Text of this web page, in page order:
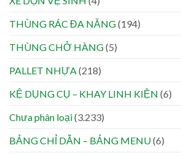
THÙNG RÁC ĐA NĂNG(194)
THÙNG CHỞ HÀNG(5)
PALLET NHỰA(218)
KỆ DỤNG CỤ – KHAY LINH KIỆN (6)
Chưa phân loại(3.233)
BẢNG CHỈ DẪN – BẢNG MENU(6)